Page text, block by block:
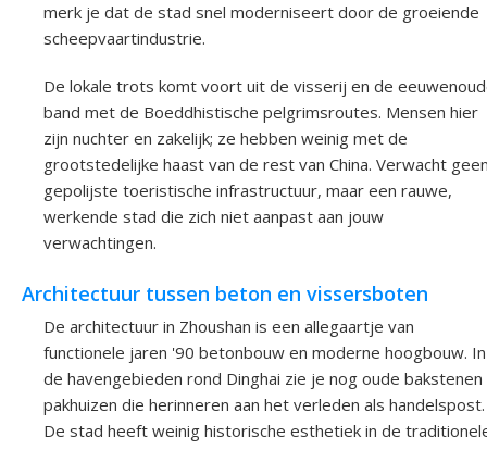
merk je dat de stad snel moderniseert door de groeiende
scheepvaartindustrie.
De lokale trots komt voort uit de visserij en de
band met de Boeddhistische pelgrimsroutes. Mensen hier
zijn nuchter en zakelijk; ze hebben weinig met de
grootstedelijke haast van de rest van China. Verwacht
gepolijste toeristische infrastructuur, maar een rauwe,
werkende stad die zich niet aanpast aan jouw
verwachtingen.
Architectuur tussen beton en vissersboten
De architectuur in Zhoushan is een allegaartje van
functionele jaren '90 betonbouw en moderne hoogbouw. In
de havengebieden rond Dinghai zie je nog oude bakstenen
pakhuizen die herinneren aan het verleden als handelspost.
De stad heeft weinig historische esthetiek in de